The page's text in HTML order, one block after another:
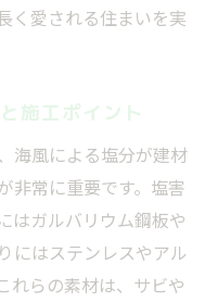
く愛される住まいを実
施工ポイント
海風による塩分が建材
非常に重要です。塩害
はガルバリウム鋼板や
にはステンレスやアル
れらの素材は、サビや